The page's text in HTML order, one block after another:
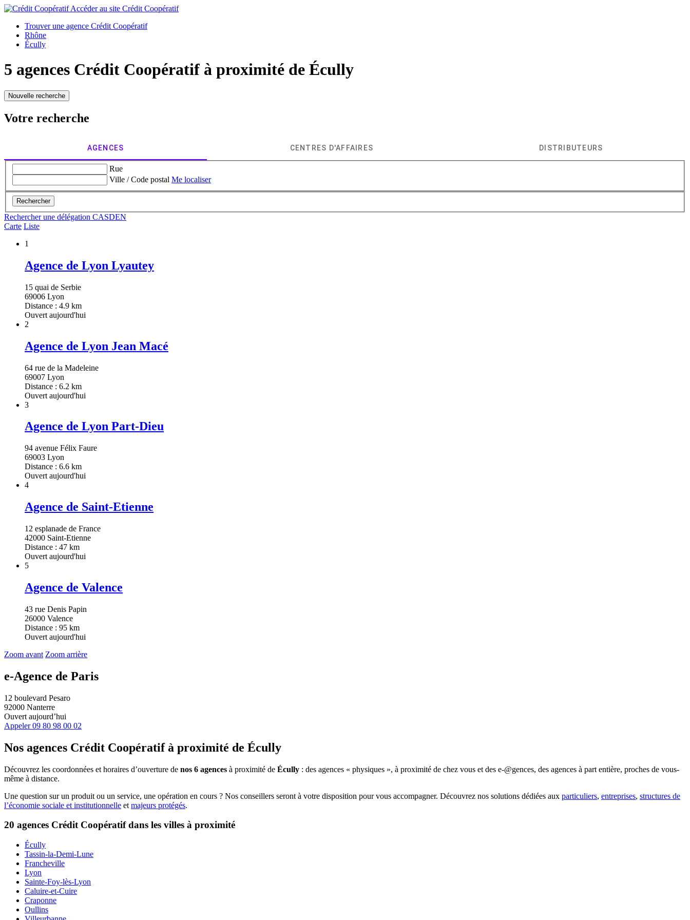
Accéder au site Crédit Coopératif
Trouver une agence Crédit Coopératif
Rhône
Écully
5 agences Crédit Coopératif à proximité de Écully
Nouvelle recherche
Votre recherche
AGENCES CENTRES D'AFFAIRES DISTRIBUTEURS
Rue
Ville / Code postal Me localiser
Rechercher
Rechercher une délégation CASDEN
Carte Liste
1
Agence de Lyon Lyautey
15 quai de Serbie
69006 Lyon
Distance : 4.9 km
Ouvert aujourd'hui
2
Agence de Lyon Jean Macé
64 rue de la Madeleine
69007 Lyon
Distance : 6.2 km
Ouvert aujourd'hui
3
Agence de Lyon Part-Dieu
94 avenue Félix Faure
69003 Lyon
Distance : 6.6 km
Ouvert aujourd'hui
4
Agence de Saint-Etienne
12 esplanade de France
42000 Saint-Etienne
Distance : 47 km
Ouvert aujourd'hui
5
Agence de Valence
43 rue Denis Papin
26000 Valence
Distance : 95 km
Ouvert aujourd'hui
Zoom avant Zoom arrière
e-Agence de Paris
12 boulevard Pesaro
92000 Nanterre
Ouvert aujourd’hui
Appeler 09 80 98 00 02
Nos agences Crédit Coopératifà proximité de Écully
Découvrez les coordonnées et horaires d’ouverture de nos 6 agences à proximité de Écully : des agences « physiques », à proximité de chez vous et des e-@gences, des agences à part entière, proches de vous-
même à distance.
Une question sur un produit ou un service, une opération en cours ? Nos conseillers seront à votre disposition pour vous accompagner. Découvrez nos solutions dédiées aux particuliers, entreprises, structures de
l’économie sociale et institutionnelle et majeurs protégés.
20 agences Crédit Coopératif dans les villes à proximité
Écully
Tassin-la-Demi-Lune
Francheville
Lyon
Sainte-Foy-lès-Lyon
Caluire-et-Cuire
Craponne
Oullins